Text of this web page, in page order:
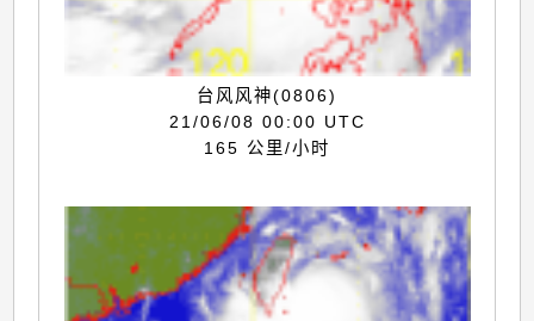
台风风神(0806)
21/06/08 00:00 UTC
165 公里/小时